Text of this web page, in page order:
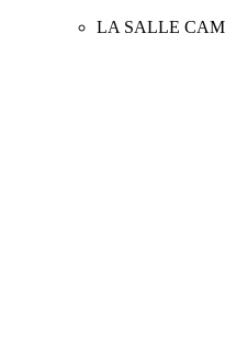
LA SALLE